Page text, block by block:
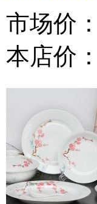
市场价：
本店价：